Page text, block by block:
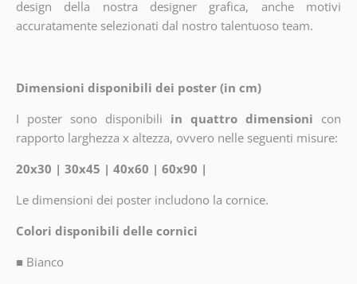
design della nostra designer grafica, anche motivi
accuratamente selezionati dal nostro talentuoso team.
Dimensioni disponibili dei poster (in cm)
I poster sono disponibili in quattro dimensioni con
rapporto larghezza x altezza, ovvero nelle seguenti misure:
20x30 | 30x45 | 40x60 | 60x90 |
Le dimensioni dei poster includono la cornice.
Colori disponibili delle cornici
■ Bianco